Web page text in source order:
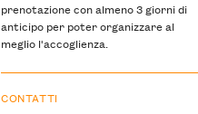
prenotazione con almeno 3 giorni di
anticipo per poter organizzare al
meglio l'accoglienza.
CONTATTI